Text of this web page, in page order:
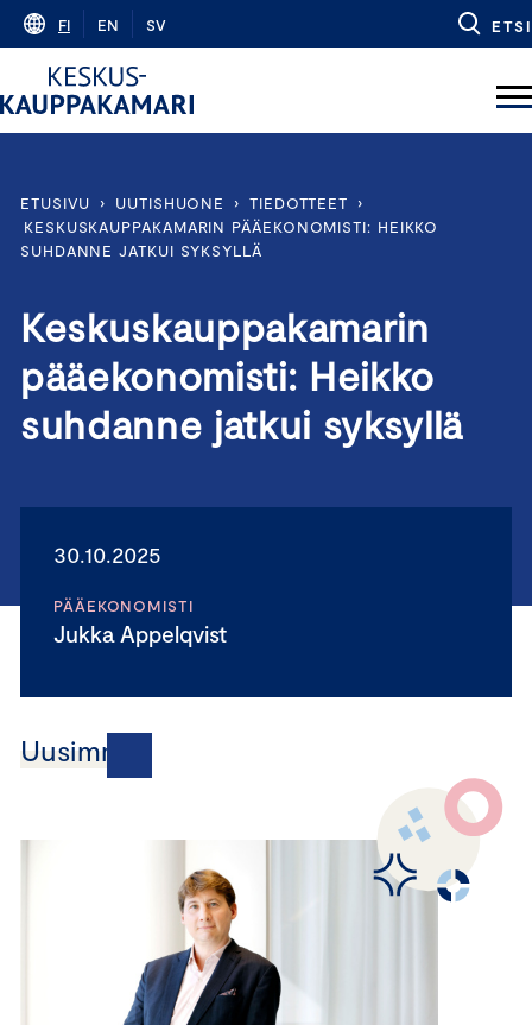
Skip
content
FI EN SV ETSI
ETUSIVU › UUTISHUONE › TIEDOTTEET
›
KESKUSKAUPPAKAMARIN PÄÄEKONOMISTI: HEIKKO
SUHDANNE JATKUI SYKSYLLÄ
Keskuskauppakamarin
pääekonomisti: Heikko
suhdanne jatkui syksyllä
30.10.2025
PÄÄEKONOMISTI
Jukka Appelqvist
Uusimmat